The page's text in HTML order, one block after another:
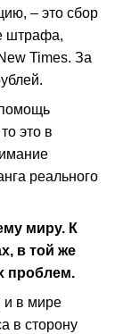
– это сбор
штрафа,
Times. За
помощь
это в
реального
миру. К
в той же
проблем.
и в мире
в сторону